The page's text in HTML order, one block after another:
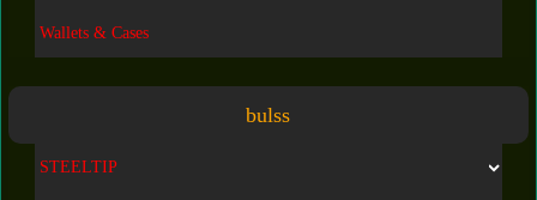
Wallets & Cases
bulss
STEELTIP